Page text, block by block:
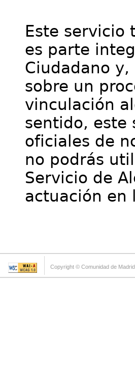
Este servicio
es parte
Ciudadano
sobre un
vinculación
sentido, este
oficiales de
no podrás
Servicio de
actuación en
Copyright © Comunidad de Madrid.